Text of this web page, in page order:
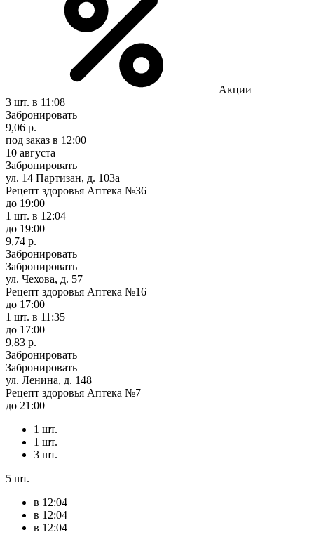
Акции
3 шт. в 11:08
Забронировать
9,06 р.
под заказ в 12:00
10 августа
Забронировать
ул. 14 Партизан, д. 103а
Рецепт здоровья Аптека №36
до 19:00
1 шт. в 12:04
до 19:00
9,74 р.
Забронировать
Забронировать
ул. Чехова, д. 57
Рецепт здоровья Аптека №16
до 17:00
1 шт. в 11:35
до 17:00
9,83 р.
Забронировать
Забронировать
ул. Ленина, д. 148
Рецепт здоровья Аптека №7
до 21:00
1 шт.
1 шт.
3 шт.
5 шт.
в 12:04
в 12:04
в 12:04